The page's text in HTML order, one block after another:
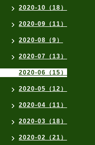
2020-10（18）
2020-09（11）
2020-08（9）
2020-07（13）
2020-06（15）
2020-05（12）
2020-04（11）
2020-03（18）
2020-02（21）